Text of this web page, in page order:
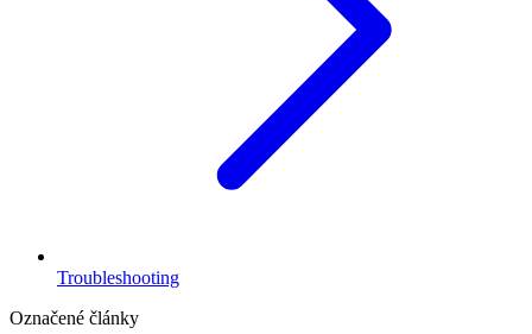
Troubleshooting
Označené články